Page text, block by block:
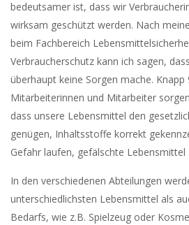
bedeutsamer ist, dass wir
wirksam geschützt werden. Nach
beim Fachbereich
Verbraucherschutz kann ich sagen,
überhaupt keine Sorgen mache.
Mitarbeiterinnen und Mitarbeiter
dass unsere Lebensmittel den
genügen, Inhaltsstoffe korrekt
Gefahr laufen, gefälschte Lebensmittel
In den verschiedenen Abteilungen
unterschiedlichsten Lebensmittel als
Bedarfs, wie z.B. Spielzeug oder